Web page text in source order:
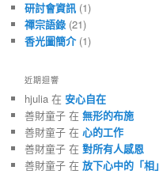
研討會資訊 (1)
禪宗語錄 (21)
香光圖簡介(1)
近期迴響
hjulia 在 安心自在
善財童子 在 無形的布施
善財童子 在 心的工作
善財童子 在 對所有人感恩
善財童子 在 放下心中的「相」